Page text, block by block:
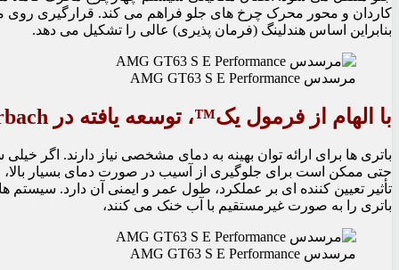
کاردان و محور محرک چرخ های جلو فراهم می کند. قرارگیری روی
بنابراین اساس هندلینگ (فرمان پذیری) عالی را تشکیل می دهد.
مرسدس AMG GT63 S E Performance
با الهام از فرمول یک™، توسعه یافته در Affalterbach: باتری AMG با عملکرد بالا
باتری ها برای ارائه توان بهینه به دمای مشخصی نیاز دارند. اگر
حتی ممکن است برای جلوگیری از آسیب در صورت دمای بسیار بالا،
تأثیر تعیین کننده ای بر عملکرد، طول عمر و ایمنی آن دارد.
باتری را به صورت غیرمستقیم با آب خنک می کنند،
مرسدس AMG GT63 S E Performance